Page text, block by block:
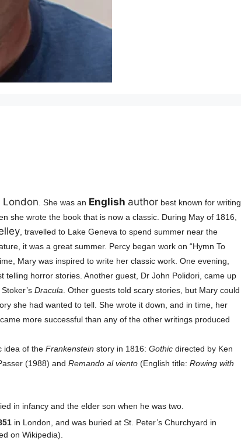
London. She was an English author best known for writing
she wrote the book that is now a classic. During May of 1816,
, travelled to Lake Geneva to spend summer near the
it was a great summer. Percy began work on “Hymn To
Mary was inspired to write her classic work. One evening,
horror stories. Another guest, Dr John Polidori, came up
Dracula. Other guests told scary stories, but Mary could
she had wanted to tell. She wrote it down, and in time, her
more successful than any of the other writings produced
idea of the Frankenstein story in 1816: Gothic directed by Ken
(1988) and Remando al viento (English title: Rowing with
in infancy and the elder son when he was two.
in London, and was buried at St. Peter’s Churchyard in
on Wikipedia).